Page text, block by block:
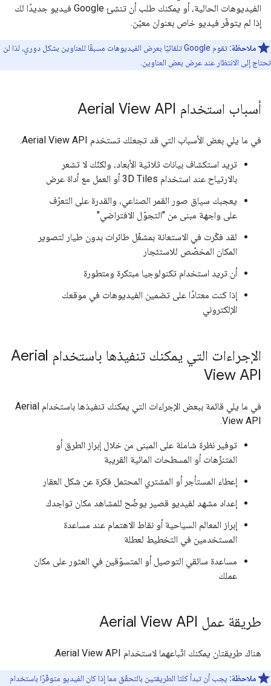
الفيديوهات الحالية، أو يمكنك طلب أن تنشئ Google فيديو جديدًا لك
إذا لم يتوفّر فيديو خاص بعنوان معيّن.
ملاحظة:
تقوم Google تلقائيًا بعرض الفيديوهات مسبقًا للعناوين بشكل دوري، لذا لن
تحتاج إلى الانتظار عند عرض بعض العناوين.
أسباب استخدام Aerial View API
في ما يلي بعض الأسباب التي قد تجعلك تستخدم Aerial View API.
تريد استكشاف بيانات ثلاثية الأبعاد، ولكنّك لا تشعر
بالارتياح عند استخدام 3D Tiles أو العمل مع أداة عرض
يعجبك سياق صور القمر الصناعي، والقدرة على التعرّف
على واجهة مبنى من "التجوّل الافتراضي"
لقد فكّرت في الاستعانة بمشغّل طائرات بدون طيار لتصوير
المكان المخصّص للاستئجار
أن تريد استخدام تكنولوجيا مبتكرة ومتطورة
إذا كنت معتادًا على تضمين الفيديوهات في موقعك
الإلكتروني
الإجراءات التي يمكنك تنفيذها باستخدام Aerial
View API
في ما يلي قائمة ببعض الإجراءات التي يمكنك تنفيذها باستخدام Aerial
View API.
توفير نظرة شاملة على المبنى من خلال إبراز الطرق أو
المتنزّهات أو المسطحات المائية القريبة
إعطاء المستأجر أو المشتري المحتمل فكرة عن شكل العقار
إعداد مشهد لفيديو قصير يوضّح للمشاهد مكان تواجدك
إبراز المعالم السياحية أو نقاط الاهتمام عند مساعدة
المستخدمين في التخطيط لعطلة
مساعدة سائقي التوصيل أو المتسوّقين في العثور على مكان
عملك
طريقة عمل Aerial View API
هناك طريقتان يمكنك اتّباعهما لاستخدام Aerial View API.
ملاحظة: يجب أن تبدأ كلتا الطريقتين بالتحقّق مما إذا كان الفيديو متوفّرًا باستخدام